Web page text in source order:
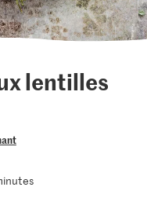
lentilles